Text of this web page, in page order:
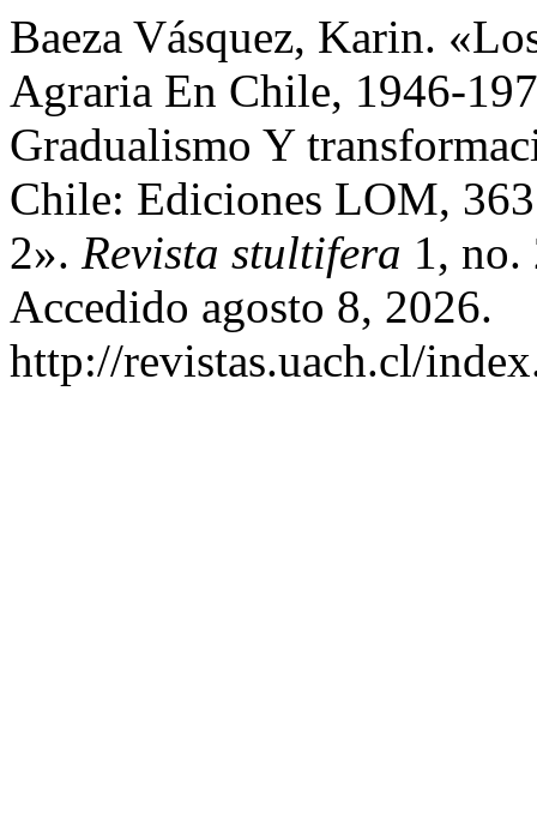
Baeza Vásquez, Karin.
Agraria En Chile, 1946-
Gradualismo Y
Chile: Ediciones LOM,
2». Revista stultifera 1, no.
Accedido agosto 8, 2026.
http://revistas.uach.cl/